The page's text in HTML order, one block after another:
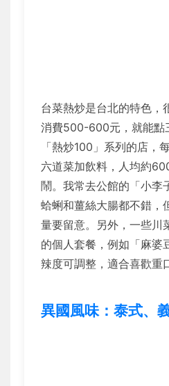
台菜熱炒是台北的特色，
消費500-600元，就能點
「熱炒100」系列的店，
六道菜加飲料，人均約
鬧。我常去公館的「小李
蛤蜊和薑絲大腸都不錯，
量要留意。另外，一些川
的個人套餐，例如「麻婆
辣度可調整，適合喜歡重
異國風味：泰式、